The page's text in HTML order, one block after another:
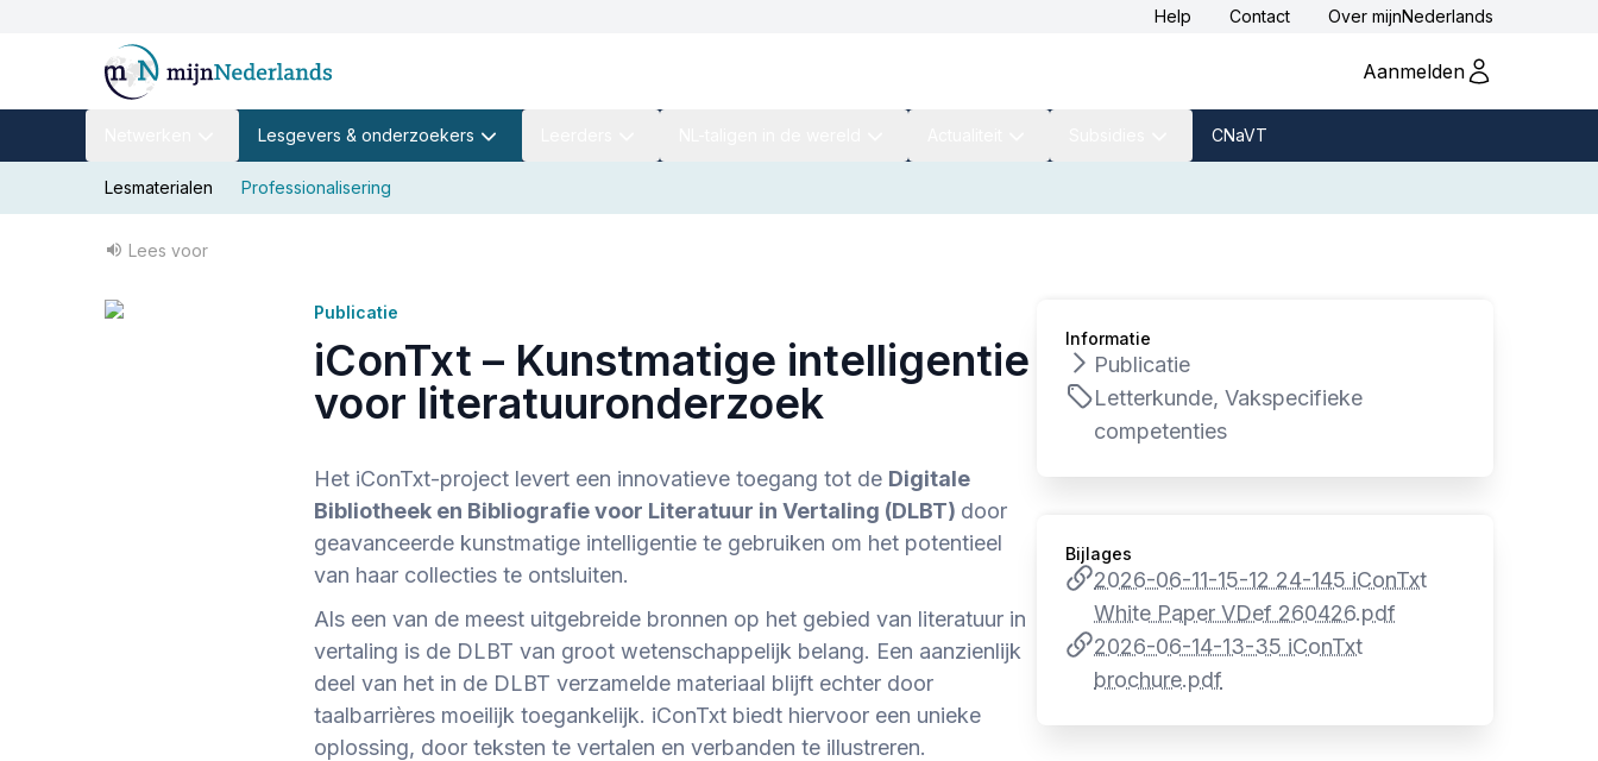
Help Contact Over mijnNederlands
Aanmelden
Lees voor
Lesgevers & onderzoekers CNaVT
Lesmaterialen Professionalisering
Publicatie
iConTxt – Kunstmatige intelligentie
voor literatuuronderzoek
Het iConTxt-project levert een innovatieve toegang tot de Digitale
Bibliotheek en Bibliografie voor Literatuur in Vertaling (DLBT) door
geavanceerde kunstmatige intelligentie te gebruiken om het potentieel
van haar collecties te ontsluiten.
Als een van de meest uitgebreide bronnen op het gebied van literatuur in
vertaling is de DLBT van groot wetenschappelijk belang. Een aanzienlijk
deel van het in de DLBT verzamelde materiaal blijft echter door
taalbarrières moeilijk toegankelijk. iConTxt biedt hiervoor een unieke
oplossing, door teksten te vertalen en verbanden te illustreren.
Informatie
Publicatie
Letterkunde, Vakspecifieke
competenties
Bijlages
2026-06-11-15-12 24-145 iConTxt
White Paper VDef 260426.pdf
2026-06-14-13-35 iConTxt
brochure.pdf